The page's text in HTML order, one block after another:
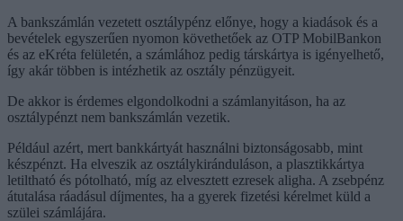
A bankszámlán vezetett osztálypénz előnye, hogy a kiadások és a
bevételek egyszerűen nyomon követhetőek az OTP MobilBankon
és az eKréta felületén, a számlához pedig társkártya is igényelhető,
így akár többen is intézhetik az osztály pénzügyeit.
De akkor is érdemes elgondolkodni a számlanyitáson, ha az
osztálypénzt nem bankszámlán vezetik.
Például azért, mert bankkártyát használni biztonságosabb, mint
készpénzt. Ha elveszik az osztálykiránduláson, a plasztikkártya
letiltható és pótolható, míg az elvesztett ezresek aligha. A zsebpénz
átutalása ráadásul díjmentes, ha a gyerek fizetési kérelmet küld a
szülei számlájára.